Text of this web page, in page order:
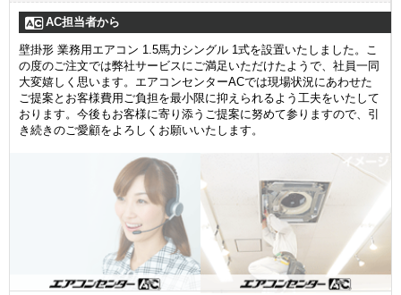
AC担当者から
壁掛形 業務用エアコン 1.5馬力シングル 1式を設置いたしました。こ
の度のご注文では弊社サービスにご満足いただけたようで、社員一同
大変嬉しく思います。エアコンセンターACでは現場状況にあわせた
ご提案とお客様費用ご負担を最小限に抑えられるよう工夫をいたして
おります。今後もお客様に寄り添うご提案に努めて参りますので、引
き続きのご愛顧をよろしくお願いいたします。